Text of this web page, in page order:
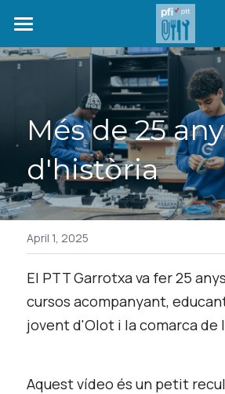
INICI
OFERTA FORMATIVA
SEGUIMENT DE PREINSCRIPCIÓ
QUI SOM
NOTÍCIES
EMPRESES COL·LABORADORES
CONTACTE
SEGUIMENT DE LA
Més de 25
d'història
April 1, 2025
El PTT Garrotxa va fer 25
cursos acompanyant,
jovent d'Olot i la comarca de
Aquest vídeo és un petit